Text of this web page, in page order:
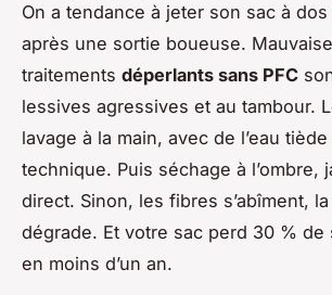
On a tendance à jeter son sac à
après une sortie boueuse.
traitements déperlants sans PFC
lessives agressives et au tambour.
lavage à la main, avec de l’eau
technique. Puis séchage à l’ombre,
direct. Sinon, les fibres s’abîment,
dégrade. Et votre sac perd 30 % de
en moins d’un an.